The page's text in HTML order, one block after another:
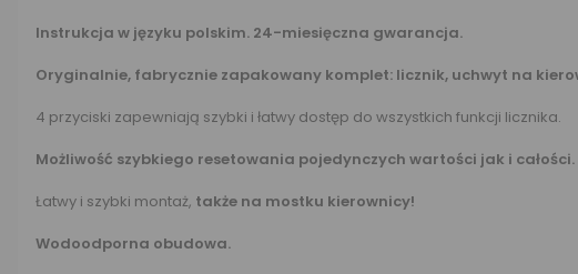
Instrukcja w języku polskim. 24-miesięczna gwarancja.
Oryginalnie, fabrycznie zapakowany komplet: licznik, uchwyt na
4 przyciski zapewniają szybki i łatwy dostęp do wszystkich funkcji licznika.
Możliwość szybkiego resetowania pojedynczych wartości jak i całości.
Łatwy i szybki montaż, także na mostku kierownicy!
Wodoodporna obudowa.